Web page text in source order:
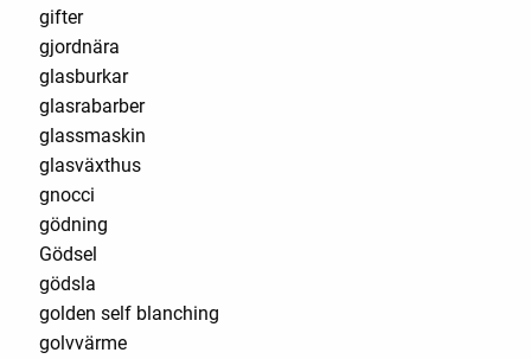
gifter
gjordnära
glasburkar
glasrabarber
glassmaskin
glasväxthus
gnocci
gödning
Gödsel
gödsla
golden self blanching
golvvärme